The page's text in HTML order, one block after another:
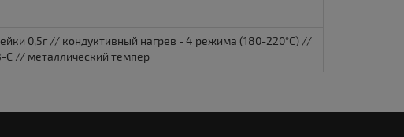
0,5г // кондуктивный нагрев - 4 режима (180-220°C) //
C // металлический темпер